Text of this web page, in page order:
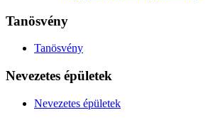
Tanösvény
Tanösvény
Nevezetes épületek
Nevezetes épületek